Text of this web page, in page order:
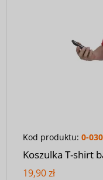
Kod produktu: 0-
Koszulka T-shirt
19,90 zł